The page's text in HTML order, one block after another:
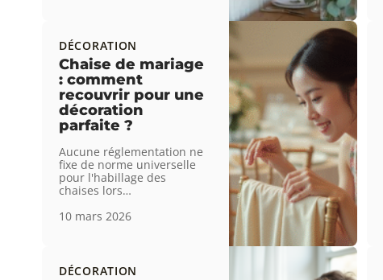
DÉCORATION
Chaise de mariage
: comment
recouvrir pour une
décoration
parfaite ?
Aucune réglementation ne
fixe de norme universelle
pour l'habillage des
chaises lors…
10 mars 2026
DÉCORATION